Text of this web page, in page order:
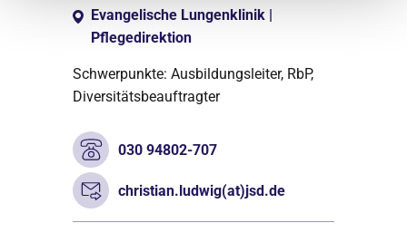
Evangelische Lungenklinik |
Pflegedirektion
Schwerpunkte: Ausbildungsleiter, RbP,
Diversitätsbeauftragter
030 94802-707
christian.ludwig(at)jsd.de